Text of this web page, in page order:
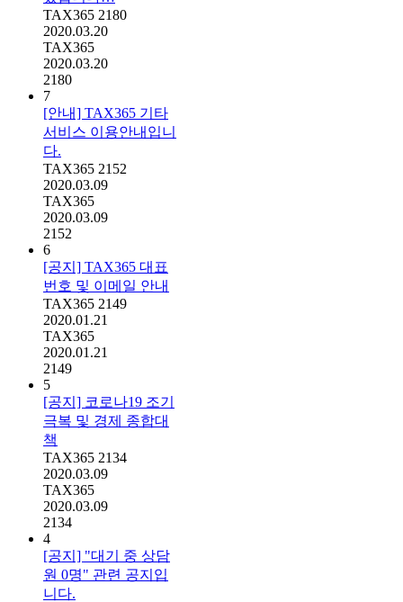
TAX365 2180
2020.03.20
TAX365
2020.03.20
2180
7
[안내] TAX365 기타
서비스 이용안내입니
다.
TAX365 2152
2020.03.09
TAX365
2020.03.09
2152
6
[공지] TAX365 대표
번호 및 이메일 안내
TAX365 2149
2020.01.21
TAX365
2020.01.21
2149
5
[공지] 코로나19 조기
극복 및 경제 종합대
책
TAX365 2134
2020.03.09
TAX365
2020.03.09
2134
4
[공지] "대기 중 상담
원 0명" 관련 공지입
니다.